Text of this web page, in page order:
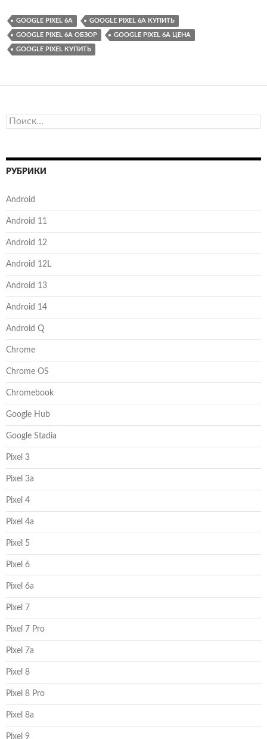
GOOGLE PIXEL 6A GOOGLE PIXEL 6A КУПИТЬ
GOOGLE PIXEL 6A ОБЗОР GOOGLE PIXEL 6A ЦЕНА
GOOGLE PIXEL КУПИТЬ
Найти:
РУБРИКИ
Android
Android 11
Android 12
Android 12L
Android 13
Android 14
Android Q
Chrome
Chrome OS
Chromebook
Google Hub
Google Stadia
Pixel 3
Pixel 3a
Pixel 4
Pixel 4a
Pixel 5
Pixel 6
Pixel 6a
Pixel 7
Pixel 7 Pro
Pixel 7a
Pixel 8
Pixel 8 Pro
Pixel 8a
Pixel 9